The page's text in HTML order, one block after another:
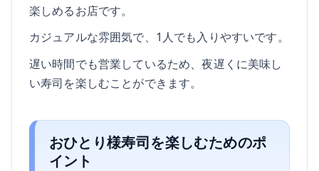
楽しめるお店です。
カジュアルな雰囲気で、1人でも入りやすいです。
遅い時間でも営業しているため、夜遅くに美味し
い寿司を楽しむことができます。
おひとり様寿司を楽しむためのポ
イント